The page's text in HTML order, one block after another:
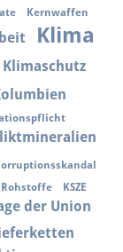
Kernwaffen
Klima
Klimaschutz
KSZE
der Union